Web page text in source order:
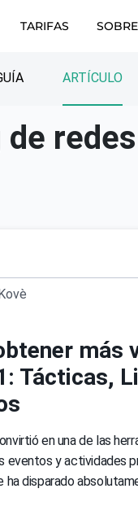
TARIFAS
ARTÍCULO
más
Tácticas,
en una de las
eventos y actividades
ha disparado